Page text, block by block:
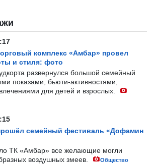
комплекс «Амбар» провел
и стиля: фото
развернулся большой семейный
показами, бьюти-активностями,
для детей и взрослых.
семейный фестиваль «Дофамин
ТК «Амбар» все желающие могли
воздушных змеев.
Общество